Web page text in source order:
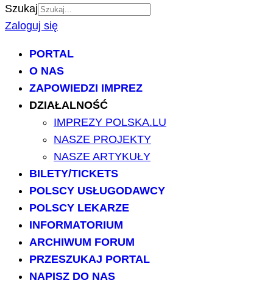
Szukaj
Zaloguj się
PORTAL
O NAS
ZAPOWIEDZI IMPREZ
DZIAŁALNOŚĆ
IMPREZY POLSKA.LU
NASZE PROJEKTY
NASZE ARTYKUŁY
BILETY/TICKETS
POLSCY USŁUGODAWCY
POLSCY LEKARZE
INFORMATORIUM
ARCHIWUM FORUM
PRZESZUKAJ PORTAL
NAPISZ DO NAS